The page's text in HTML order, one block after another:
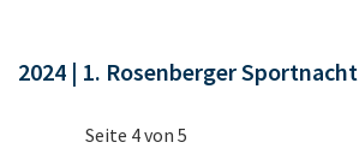
2024 | 1. Rosenberger Sportnacht
Seite 4 von 5